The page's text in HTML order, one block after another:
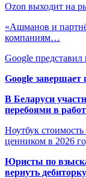
Ozon выходит на
«Ашманов и
компаниям…
Google
Google завершает
В Беларуси
перебоями в
Ноутбук
ценником в 2026
Юристы по
вернуть